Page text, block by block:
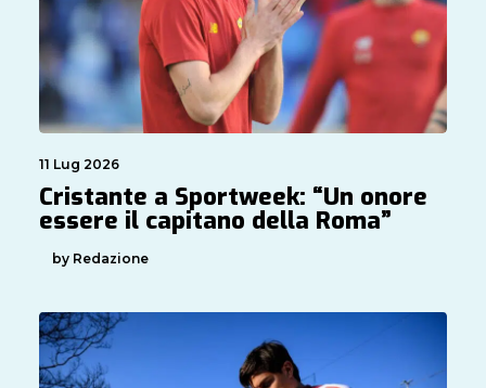
11 Lug 2026
Cristante a Sportweek: “Un onore
essere il capitano della Roma”
by Redazione